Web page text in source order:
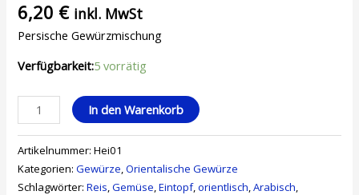
6,20 € inkl. MwSt
Persische Gewürzmischung
Verfügbarkeit:5 vorrätig
In den Warenkorb
Artikelnummer:Hei01
Kategorien:Gewürze,Orientalische Gewürze
Schlagwörter:Reis,Gemüse,Eintopf,orientlisch,Arabisch,